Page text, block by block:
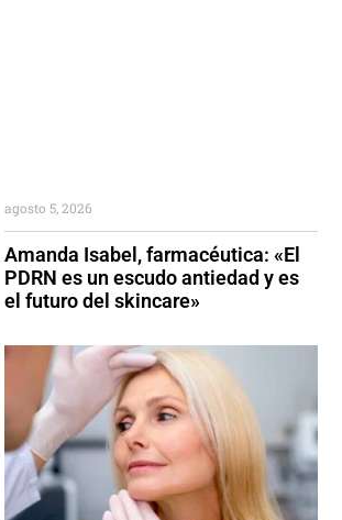
Amanda Isabel, farmacéutica: «El
PDRN es un escudo antiedad y es
el futuro del skincare»
agosto 5, 2026